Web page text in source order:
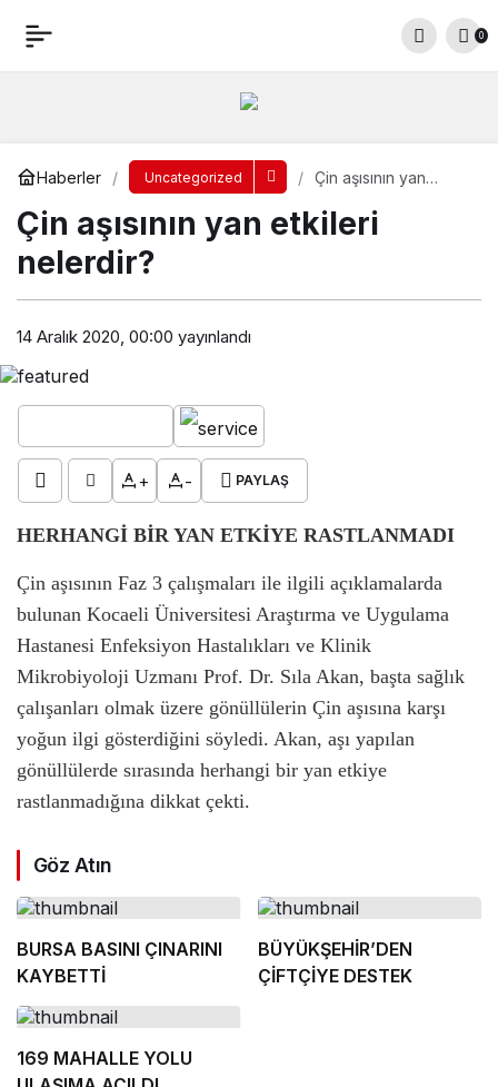
0
Haberler Uncategorized
Çin aşısının yan
Çin aşısının yan etkileri
nelerdir?
14 Aralık 2020, 00:00 yayınlandı
+ - PAYLAŞ
HERHANGİ BİR YAN ETKİYE RASTLANMADI
Çin aşısının Faz 3 çalışmaları ile ilgili açıklamalarda
bulunan Kocaeli Üniversitesi Araştırma ve Uygulama
Hastanesi Enfeksiyon Hastalıkları ve Klinik
Mikrobiyoloji Uzmanı Prof. Dr. Sıla Akan, başta sağlık
çalışanları olmak üzere gönüllülerin Çin aşısına karşı
yoğun ilgi gösterdiğini söyledi. Akan, aşı yapılan
gönüllülerde sırasında herhangi bir yan etkiye
rastlanmadığına dikkat çekti.
Göz Atın
BURSA BASINI ÇINARINI
KAYBETTİ
BÜYÜKŞEHİR’DEN
ÇİFTÇİYE DESTEK
169 MAHALLE YOLU